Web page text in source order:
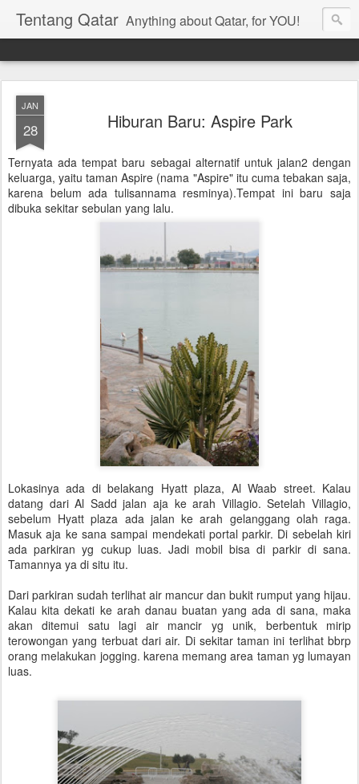
Tentang Qatar Anything about Qatar, for YOU!
JAN
28 Hiburan Baru: Aspire Park
Ternyata ada tempat baru sebagai alternatif untuk jalan2 dengan
keluarga, yaitu taman Aspire (nama "Aspire" itu cuma tebakan saja,
karena belum ada tulisannama resminya).Tempat ini baru saja
dibuka sekitar sebulan yang lalu.
Lokasinya ada di belakang Hyatt plaza, Al Waab street. Kalau
datang dari Al Sadd jalan aja ke arah Villagio. Setelah Villagio,
sebelum Hyatt plaza ada jalan ke arah gelanggang olah raga.
Masuk aja ke sana sampai mendekati portal parkir. Di sebelah kiri
ada parkiran yg cukup luas. Jadi mobil bisa di parkir di sana.
Tamannya ya di situ itu.
Dari parkiran sudah terlihat air mancur dan bukit rumput yang hijau.
Kalau kita dekati ke arah danau buatan yang ada di sana, maka
akan ditemui satu lagi air mancir yg unik, berbentuk mirip
terowongan yang terbuat dari air. Di sekitar taman ini terlihat bbrp
orang melakukan jogging. karena memang area taman yg lumayan
luas.